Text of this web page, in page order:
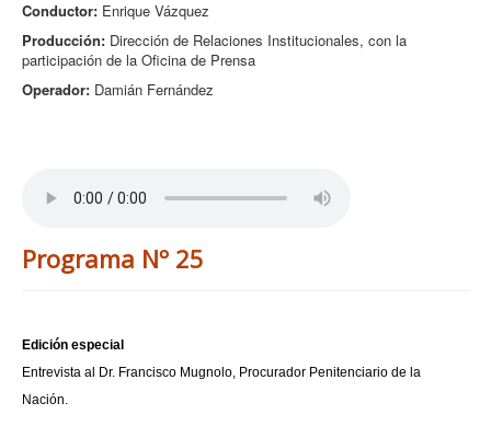
Conductor: Enrique Vázquez
Producción: Dirección de Relaciones Institucionales, con la
participación de la Oficina de Prensa
Operador: Damián Fernández
Programa Nº 25
Edición especial
Entrevista al Dr. Francisco Mugnolo, Procurador Penitenciario de la
Nación.